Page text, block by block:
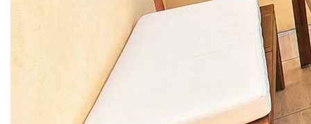
comprenant une cuisine, un salon et un séjour. Un cellier,
une salle de bains et un WC complètent ce niveau pour un
À l'étage, l'espace nuit se compose de deux chambres,
ainsi qu'un bureau pouvant facilement faire office de
chambre d'appoint ou d'espace télétravail.